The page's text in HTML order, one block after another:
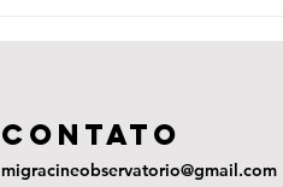
COntato
migracineobservatorio@gmail.com